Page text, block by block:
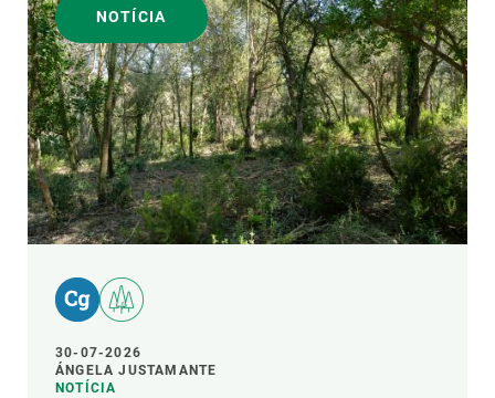
NOTÍCIA
30-07-2026
ÁNGELA JUSTAMANTE
NOTÍCIA